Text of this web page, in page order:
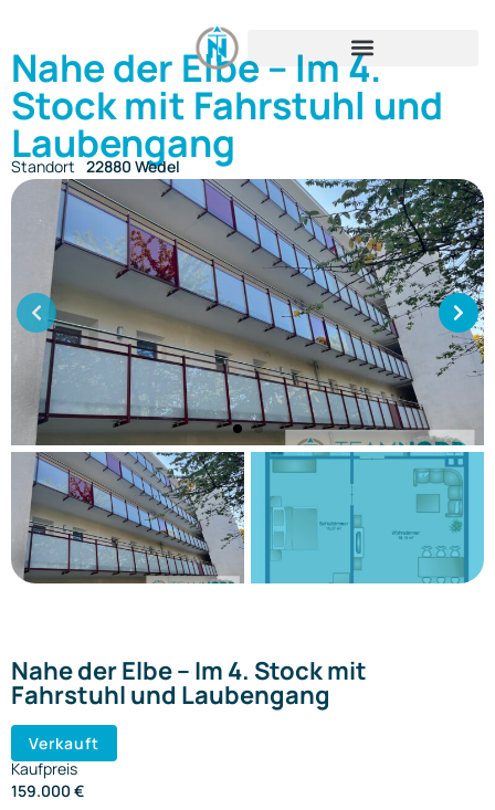
Nahe der Elbe – Im 4.
Stock mit Fahrstuhl und
Laubengang
Standort 22880 Wedel
Nahe der Elbe – Im 4. Stock mit
Fahrstuhl und Laubengang
Verkauft
Kaufpreis
159.000 €